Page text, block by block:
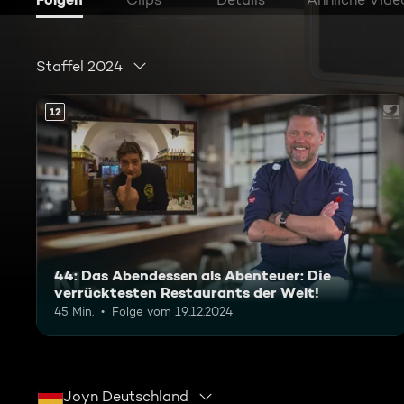
Staffel 2024
12
44: Das Abendessen als Abenteuer: Die
verrücktesten Restaurants der Welt!
45 Min. Folge vom 19.12.2024
Joyn Deutschland